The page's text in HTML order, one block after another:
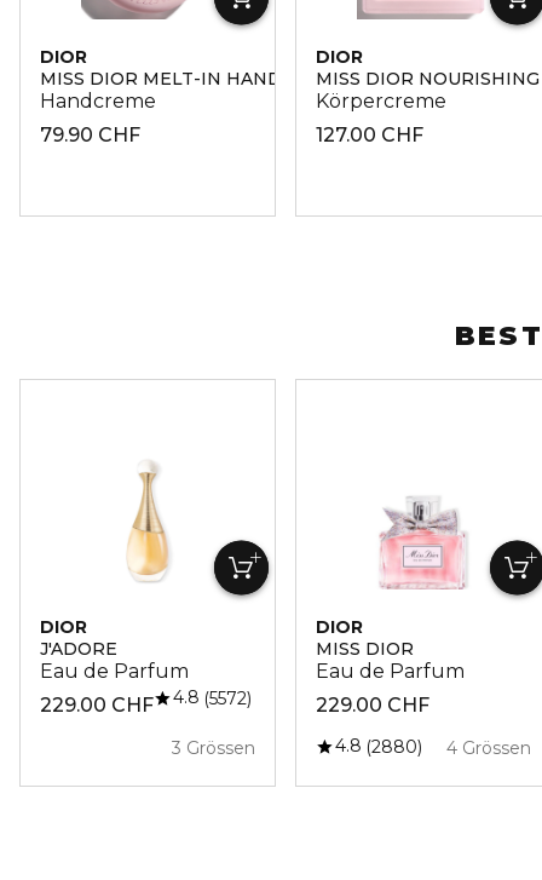
DIOR
MISS DIOR MELT-IN HAND CREAM
Handcreme
79.90 CHF
DIOR
MISS DIOR
Körpercreme
127.00 CHF
DIOR
J'ADORE
Eau de Parfum
229.00 CHF
3 Grössen
4.8 5572
DIOR
MISS DIOR
Eau de Parfum
229.00 CHF
4 Grössen
4.8 2880